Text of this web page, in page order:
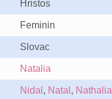
Hristos
Feminin
Slovac
Natalia
Nidal , Natal , Nathalia